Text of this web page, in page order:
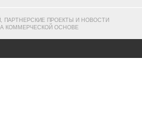
ПАРТНЕРСКИЕ ПРОЕКТЫ И НОВОСТИ
КОММЕРЧЕСКОЙ ОСНОВЕ